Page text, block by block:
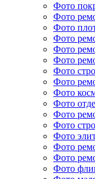
Фото
Фото
Фото
Фото
Фото
Фото
Фото
Фото
Фото
Фото
Фото
Фото
Фото
Фото
Фото
Фото